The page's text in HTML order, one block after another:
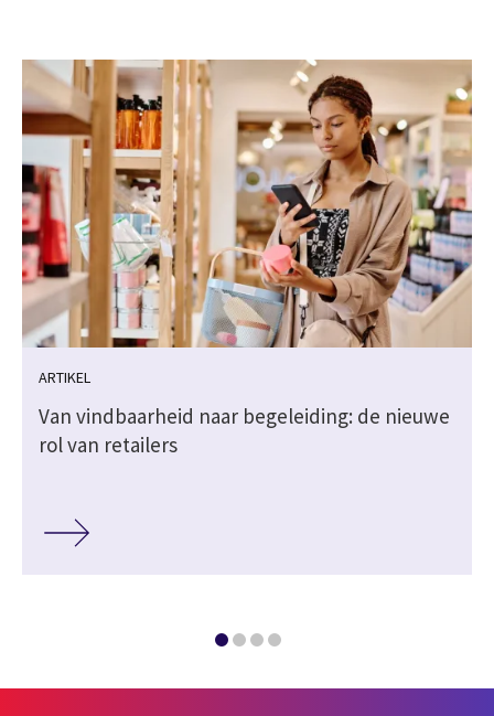
ARTIKEL
Van vindbaarheid naar begeleiding: de nieuwe
rol van retailers